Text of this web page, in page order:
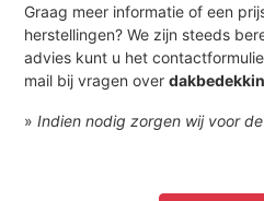
Graag meer informatie of een
herstellingen? We zijn steeds
advies kunt u het
mail bij vragen over
»Indien nodig zorgen wij voor